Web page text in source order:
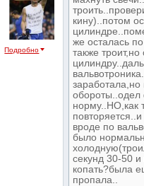
Подробно
кину)..потом
же осталась
также
норму..НО,как
вроде по
было
секунд 30-50
копать?была
пропала..